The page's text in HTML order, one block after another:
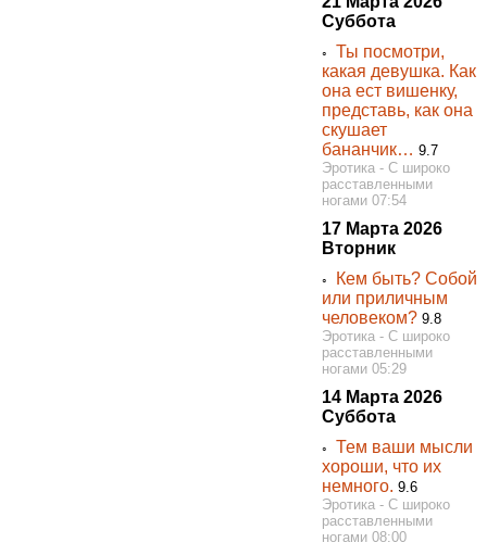
Суббота
◦ Ты посмотри,
какая девушка. Как
она ест вишенку,
представь, как она
скушает
бананчик… 9.7
Эротика - С широко
расставленными
ногами 07:54
17 Марта 2026
Вторник
◦
Кем быть? Собой
или приличным
человеком? 9.8
Эротика - С широко
расставленными
ногами 05:29
14 Марта 2026
Суббота
◦ Тем ваши мысли
хороши, что их
немного. 9.6
Эротика - С широко
расставленными
ногами 08:00